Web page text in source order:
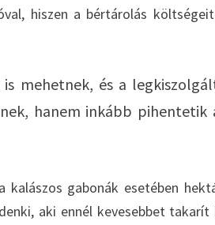
hiszen a bértárolás
mehetnek, és a
hanem inkább
gabonák esetében
aki ennél kevesebbet